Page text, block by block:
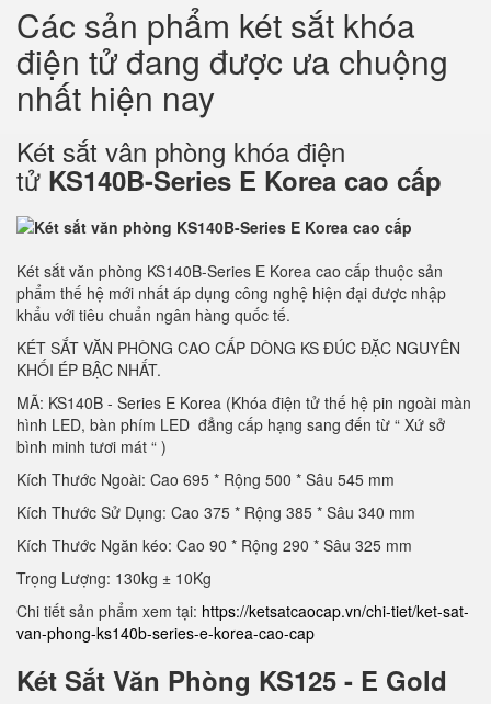
Các sản phẩm két sắt khóa
điện tử đang được ưa chuộng
nhất hiện nay
Két sắt vân phòng khóa điện
tử KS140B-Series E Korea cao cấp
Két sắt văn phòng KS140B-Series E Korea cao cấp thuộc sản
phẩm thế hệ mới nhất áp dụng công nghệ hiện đại được nhập
khẩu với tiêu chuẩn ngân hàng quốc tế.
KÉT SẮT VĂN PHÒNG CAO CẤP DÒNG KS ĐÚC ĐẶC NGUYÊN
KHỐI ÉP BẬC NHẤT.
MÃ: KS140B - Series E Korea (Khóa điện tử thế hệ pin ngoài màn
hình LED, bàn phím LED đẳng cấp hạng sang đến từ “ Xứ sở
bình minh tươi mát “ )
Kích Thước Ngoài: Cao 695 * Rộng 500 * Sâu 545 mm
Kích Thước Sử Dụng: Cao 375 * Rộng 385 * Sâu 340 mm
Kích Thước Ngăn kéo: Cao 90 * Rộng 290 * Sâu 325 mm
Trọng Lượng: 130kg ± 10Kg
Chi tiết sản phẩm xem tại: https://ketsatcaocap.vn/chi-tiet/ket-sat-
van-phong-ks140b-series-e-korea-cao-cap
Két Sắt Văn Phòng KS125 - E Gold